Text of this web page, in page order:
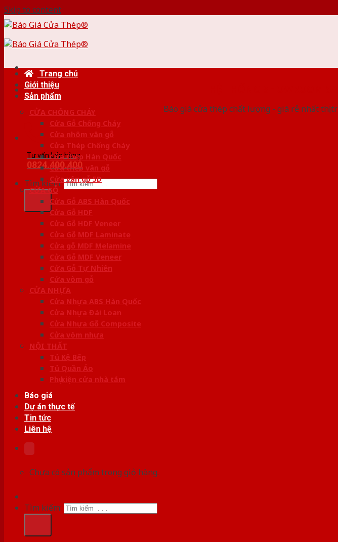
Skip to content
Báo giá cửa thép chất lượng - giá rẻ nhất thị
Tư vấn bán hàng
0824.400.400
Tìm kiếm:
Trang chủ
Giới thiệu
Sản phẩm
CỬA CHỐNG CHÁY
Cửa Gỗ Chống Cháy
Cửa nhôm vân gỗ
Cửa Thép Chống Cháy
Cửa thép Hàn Quốc
Cửa thép vân gỗ
Cửa vân gỗ 5D
CỬA GỖ
Cửa Gỗ ABS Hàn Quốc
Cửa Gỗ HDF
Cửa Gỗ HDF Veneer
Cửa Gỗ MDF Laminate
Cửa gỗ MDF Melamine
Cửa Gỗ MDF Veneer
Cửa Gỗ Tự Nhiên
Cửa vòm gỗ
CỬA NHỰA
Cửa Nhựa ABS Hàn Quốc
Cửa Nhựa Đài Loan
Cửa Nhựa Gỗ Composite
Cửa vòm nhựa
NỘI THẤT
Tủ Kệ Bếp
Tủ Quần Áo
Phụ kiện cửa nhà tắm
Báo giá
Dự án thực tế
Tin tức
Liên hệ
Chưa có sản phẩm trong giỏ hàng.
Tìm kiếm: